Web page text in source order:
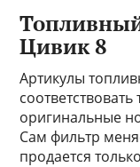
Цивик 8
Артикулы
оригинальные
Сам фильтр
продается